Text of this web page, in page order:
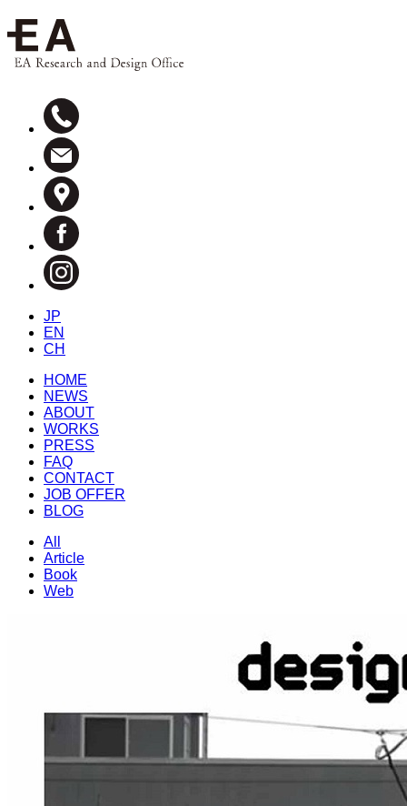
JP
EN
CH
HOME
NEWS
ABOUT
WORKS
PRESS
FAQ
CONTACT
JOB OFFER
BLOG
All
Article
Book
Web